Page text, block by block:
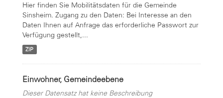
Hier finden Sie Mobilitätsdaten für die Gemeinde
Sinsheim. Zugang zu den Daten: Bei Interesse an den
Daten Ihnen auf Anfrage das erforderliche Passwort zur
Verfügung gestellt,...
ZIP
Einwohner, Gemeindeebene
Dieser Datensatz hat keine Beschreibung